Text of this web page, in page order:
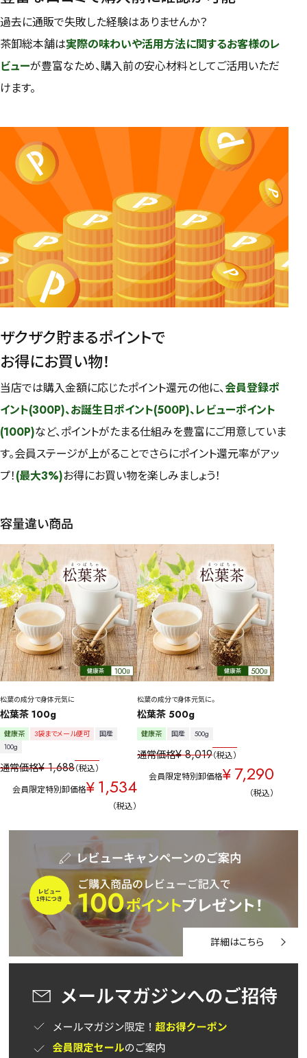
過去に通販で失敗した経験はありませんか？
茶卸総本舗は実際の味わいや活用方法に関するお客様のレ
ビューが豊富なため、購入前の安心材料としてご活用いただ
けます。
ザクザク貯まるポイントで
お得にお買い物！
当店では購入金額に応じたポイント還元の他に、会員登録ポ
イント(300P)、お誕生日ポイント(500P)、レビューポイント
(100P)など、ポイントがたまる仕組みを豊富にご用意していま
す。会員ステージが上がることでさらにポイント還元率がアッ
プ！(最大3%)お得にお買い物を楽しみましょう！
容量違い商品
松葉の成分で身体元気に
松葉茶 100g
健康茶 3袋までメール便可
国産
100g
通常価格¥ 1,688 税込
会員限定特別卸価格¥1,534
税込
松葉の成分で身体元気に。
松葉茶 500g
健康茶 国産 500g
通常価格¥ 8,019 税込
会員限定特別卸価格¥7,290
税込
詳細はこちら